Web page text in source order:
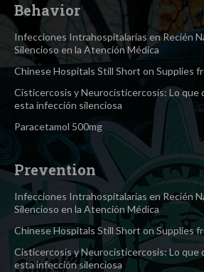
Behavior
Infecciones Intrahospitalarias en Recién
Silencioso en la Atención Médica
Chinese Hospitals Still Short on Supplies
Cisticercosis y Neurocisticercosis: Lo que
esta infección silenciosa
Paracetamol 500mg
Prevention
Infecciones Intrahospitalarias en Recién
Silencioso en la Atención Médica
Chinese Hospitals Still Short on Supplies
Cisticercosis y Neurocisticercosis: Lo que
esta infección silenciosa